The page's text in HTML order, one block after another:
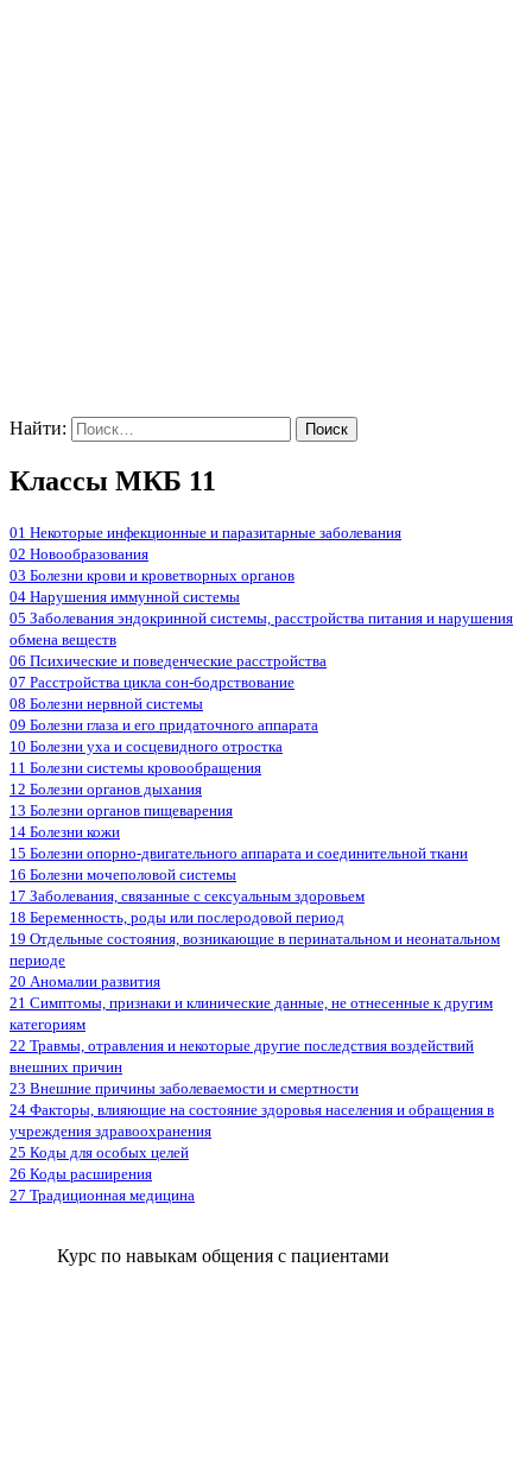
Найти:
Классы МКБ 11
01 Некоторые инфекционные и паразитарные заболевания
02 Новообразования
03 Болезни крови и кроветворных органов
04 Нарушения иммунной системы
05 Заболевания эндокринной системы, расстройства питания и нарушения
обмена веществ
06 Психические и поведенческие расстройства
07 Расстройства цикла сон-бодрствование
08 Болезни нервной системы
09 Болезни глаза и его придаточного аппарата
10 Болезни уха и сосцевидного отростка
11 Болезни системы кровообращения
12 Болезни органов дыхания
13 Болезни органов пищеварения
14 Болезни кожи
15 Болезни опорно-двигательного аппарата и соединительной ткани
16 Болезни мочеполовой системы
17 Заболевания, связанные с сексуальным здоровьем
18 Беременность, роды или послеродовой период
19 Отдельные состояния, возникающие в перинатальном и неонатальном
периоде
20 Аномалии развития
21 Симптомы, признаки и клинические данные, не отнесенные к другим
категориям
22 Травмы, отравления и некоторые другие последствия воздействий
внешних причин
23 Внешние причины заболеваемости и смертности
24 Факторы, влияющие на состояние здоровья населения и обращения в
учреждения здравоохранения
25 Коды для особых целей
26 Коды расширения
27 Традиционная медицина
Курс по навыкам общения с пациентами